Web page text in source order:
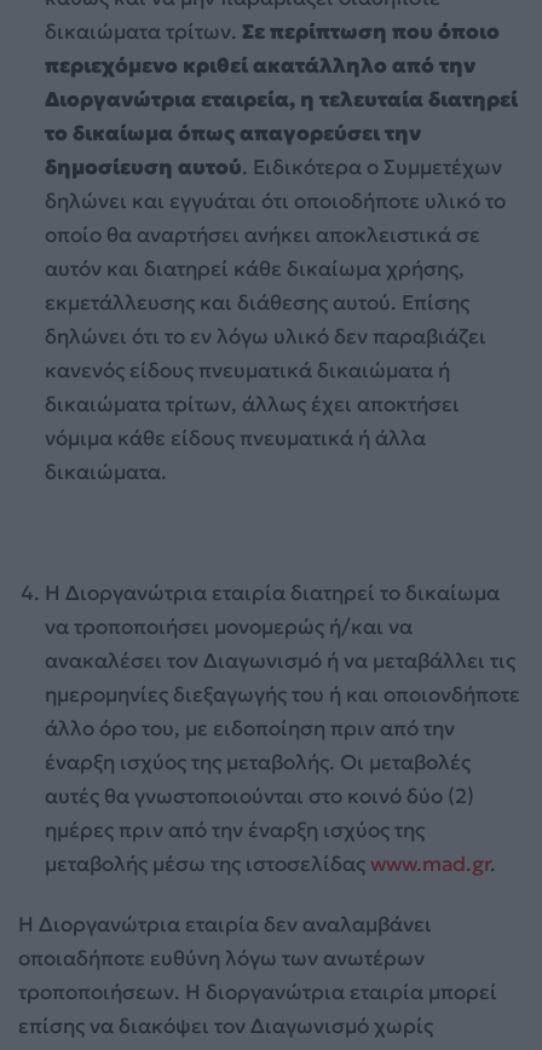
δικαιώματα τρίτων. Σε περίπτωση που όποιο
περιεχόμενο κριθεί ακατάλληλο από την
Διοργανώτρια εταιρεία, η τελευταία διατηρεί
το δικαίωμα όπως απαγορεύσει την
δημοσίευση αυτού. Ειδικότερα ο Συμμετέχων
δηλώνει και εγγυάται ότι οποιοδήποτε υλικό το
οποίο θα αναρτήσει ανήκει αποκλειστικά σε
αυτόν και διατηρεί κάθε δικαίωμα χρήσης,
εκμετάλλευσης και διάθεσης αυτού. Επίσης
δηλώνει ότι το εν λόγω υλικό δεν παραβιάζει
κανενός είδους πνευματικά δικαιώματα ή
δικαιώματα τρίτων, άλλως έχει αποκτήσει
νόμιμα κάθε είδους πνευματικά ή άλλα
δικαιώματα.
Η Διοργανώτρια εταιρία διατηρεί το δικαίωμα
να τροποποιήσει μονομερώς ή/και να
ανακαλέσει τον Διαγωνισμό ή να μεταβάλλει τις
ημερομηνίες διεξαγωγής του ή και οποιονδήποτε
άλλο όρο του, με ειδοποίηση πριν από την
έναρξη ισχύος της μεταβολής. Οι μεταβολές
αυτές θα γνωστοποιούνται στο κοινό δύο (2)
ημέρες πριν από την έναρξη ισχύος της
μεταβολής μέσω της ιστοσελίδαςwww.mad.gr.
Η Διοργανώτρια εταιρία δεν αναλαμβάνει
οποιαδήποτε ευθύνη λόγω των ανωτέρων
τροποποιήσεων. Η διοργανώτρια εταιρία μπορεί
επίσης να διακόψει τον Διαγωνισμό χωρίς